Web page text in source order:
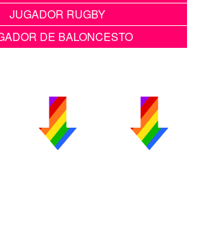
JUGADOR RUGBY
DE BALONCESTO